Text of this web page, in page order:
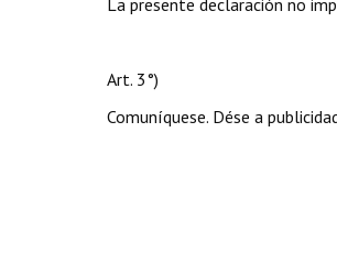
La presente declaración no
Art. 3°)
Comuníquese. Dése a